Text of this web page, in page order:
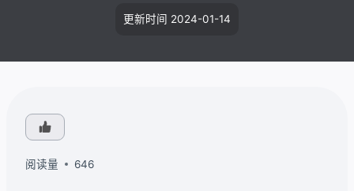
更新时间 2024-01-14
阅读量 646